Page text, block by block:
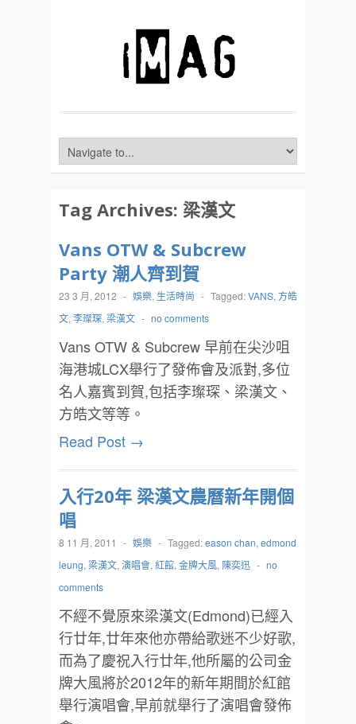
Tag Archives: 梁漢文
Vans OTW & Subcrew
Party 潮人齊到賀
23 3 月, 2012 - 娛樂, 生活時尚 - Tagged:VANS, 方皓
文, 李璨琛, 梁漢文 - no comments
Vans OTW & Subcrew 早前在尖沙咀
海港城LCX舉行了發佈會及派對,多位
名人嘉賓到賀,包括李璨琛、梁漢文、
方皓文等等。
Read Post →
入行20年 梁漢文農曆新年開個
唱
8 11 月, 2011 - 娛樂 - Tagged:eason chan, edmond
leung, 梁漢文, 演唱會, 紅館, 金牌大風, 陳奕迅 - no
comments
不經不覺原來梁漢文(Edmond)已經入
行廿年,廿年來他亦帶給歌迷不少好歌,
而為了慶祝入行廿年,他所屬的公司金
牌大風將於2012年的新年期間於紅館
舉行演唱會,早前就舉行了演唱會發佈